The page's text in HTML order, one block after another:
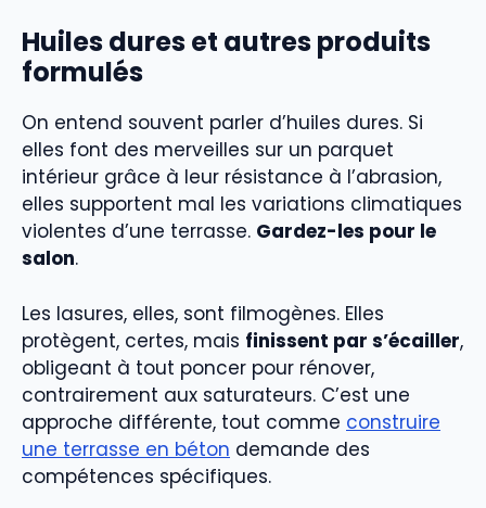
Huiles dures et autres produits
formulés
On entend souvent parler d’huiles dures. Si
elles font des merveilles sur un parquet
intérieur grâce à leur résistance à l’abrasion,
elles supportent mal les variations climatiques
violentes d’une terrasse. Gardez-les pour le
salon.
Les lasures, elles, sont filmogènes. Elles
protègent, certes, mais finissent par s’écailler,
obligeant à tout poncer pour rénover,
contrairement aux saturateurs. C’est une
approche différente, tout comme construire
une terrasse en béton demande des
compétences spécifiques.